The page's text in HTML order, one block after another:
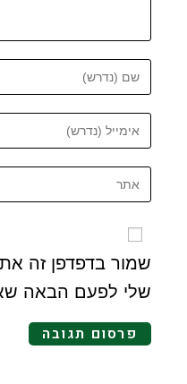
שמור בדפדפן זה
שלי לפעם הבאה